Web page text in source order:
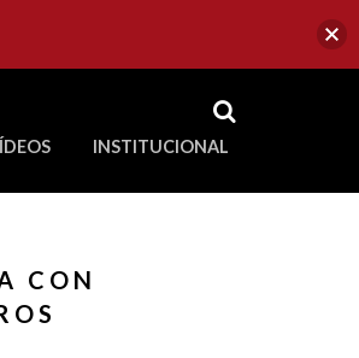
RSS
INSTITUCIONAL
CON